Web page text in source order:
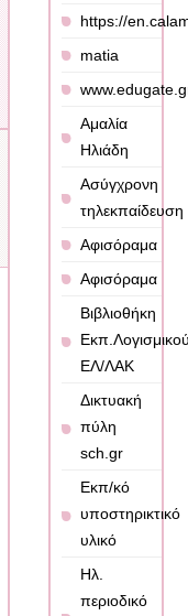
https://
matia
Αμαλία
Ηλιάδη
Ασύγχρονη
τηλεκπαίδευση
Αφισόραμα
Αφισόραμα
Βιβλιοθήκη
ΕΛ/ΛΑΚ
Δικτυακή
πύλη
sch.gr
Εκπ/κό
υποστηρικτικό
υλικό
Ηλ.
περιοδικό